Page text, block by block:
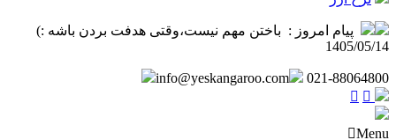
پیام امروز : ‌ باختن مهم نیست،وقتی هدفت بردن باشه :) ️
1405/05/14
info@yeskangaroo.com 021-88064800
Menu